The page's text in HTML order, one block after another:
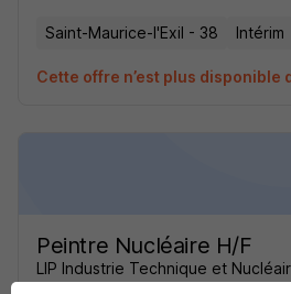
Saint-Maurice-l'Exil - 38 Intérim
Cette offre n’est plus
Peintre Nucléaire H/F
LIP Industrie Technique et